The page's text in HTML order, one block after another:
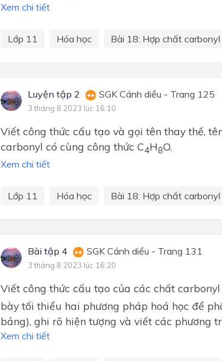
Xem chi tiết
Lớp 11 Hóa học Bài 18: Hợp chất carbonyl
Luyện tập 2 SGK Cánh diều - Trang 125
3 tháng 8 2023 lúc 16:10
Viết công thức cấu tạo và gọi tên thay thế,
carbonyl có cùng công thức C4H8O.
Xem chi tiết
Lớp 11 Hóa học Bài 18: Hợp chất carbonyl
Bài tập 4 SGK Cánh diều - Trang 131
3 tháng 8 2023 lúc 16:20
Viết công thức cấu tạo của các chất
bày tối thiểu hai phương pháp hoá học để
bảng), ghi rõ hiện tượng và viết các phương
Xem chi tiết